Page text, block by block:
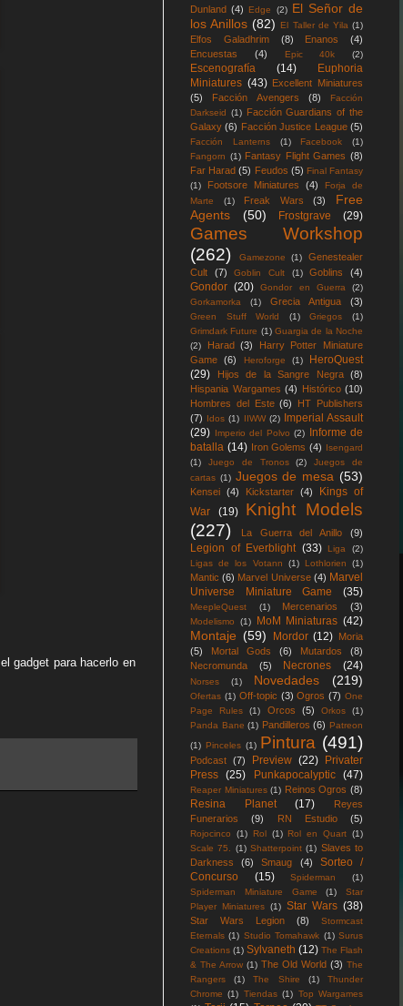
gadget para hacerlo en
Dunland (4) Edge (2) El Señor de
los Anillos (82) El Taller de Yila (1)
Elfos Galadhrim (8) Enanos
(4)
Encuestas
(4) Epic 40k (2)
Escenografía (14)
Euphoria
Miniatures (43) Excellent Miniatures
(5)
Facción Avengers (8)
Facción
Darkseid (1) Facción Guardians of the
Galaxy (6) Facción Justice League (5)
Facción Lanterns (1) Facebook
(1)
Fangorn (1) Fantasy Flight Games (8)
Far Harad (5) Feudos (5) Final Fantasy
(1)
Footsore Miniatures (4)
Forja de
Marte
(1) Freak Wars (3)
Free
Agents
(50) Frostgrave (29)
Games Workshop
(262)
Gamezone (1)
Genestealer
Cult
(7) Goblin Cult (1) Goblins (4)
Gondor (20) Gondor en Guerra
(2)
Gorkamorka
(1) Grecia Antigua (3)
Green Stuff World (1) Griegos
(1)
Grimdark Future (1) Guargia de la Noche
(2)
Harad (3)
Harry Potter Miniature
Game
(6) Heroforge (1)
HeroQuest
(29)
Hijos de la Sangre Negra
(8)
Hispania Wargames (4) Histórico (10)
Hombres del Este (6)
HT Publishers
(7) Idos (1) IIWW (2)
Imperial Assault
(29) Imperio del Polvo (2)
Informe de
batalla (14) Iron Golems (4) Isengard
(1)
Juego de Tronos (2)
Juegos de
cartas (1) Juegos de mesa (53)
Kensei (4) Kickstarter (4)
Kings of
War
(19)
Knight Models
(227)
La Guerra del Anillo (9)
Legion of Everblight (33) Liga
(2)
Ligas de los Votann
(1) Lothlorien (1)
Mantic (6) Marvel Universe (4) Marvel
Universe Miniature Game
(35)
MeepleQuest (1) Mercenarios (3)
Modelismo (1) MoM Miniaturas (42)
Montaje (59) Mordor (12) Moria
(5)
Mortal Gods (6) Mutardos
(8)
Necromunda
(5) Necrones (24)
Norses (1) Novedades (219)
Ofertas (1) Off-topic (3) Ogros (7) One
Page Rules
(1) Orcos (5) Orkos
(1)
Panda Bane (1) Pandilleros (6) Patreon
(1) Pinceles (1) Pintura (491)
Podcast (7) Preview (22)
Privater
Press (25) Punkapocalyptic (47)
Reaper Miniatures (1) Reinos Ogros (8)
Resina Planet (17)
Reyes
Funerarios
(9) RN Estudio (5)
Rojocinco (1) Rol (1) Rol en Quart (1)
Scale 75.
(1) Shatterpoint (1) Slaves to
Darkness
(6) Smaug (4)
Sorteo /
Concurso
(15) Spiderman
(1)
Spiderman Miniature Game
(1)
Star
Player Miniatures (1) Star Wars (38)
Star Wars Legion (8)
Stormcast
Eternals (1) Studio Tomahawk (1) Surus
Creations (1) Sylvaneth (12) The Flash
& The Arrow (1) The Old World (3) The
Rangers
(1) The Shire (1)
Thunder
Chrome (1) Tiendas (1) Top Wargames